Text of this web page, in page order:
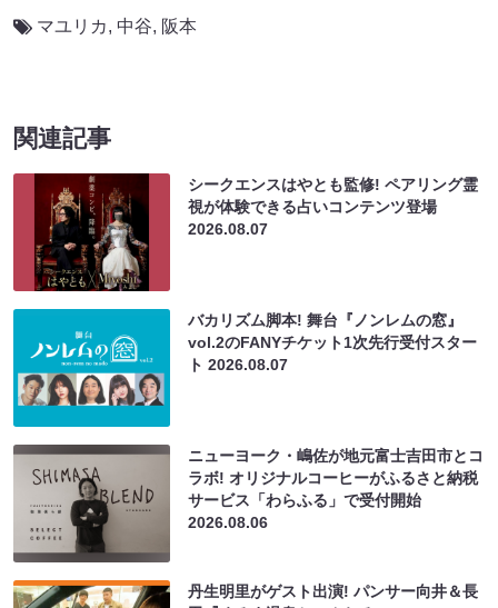
マユリカ, 中谷, 阪本
関連記事
シークエンスはやとも監修! ペアリング霊
視が体験できる占いコンテンツ登場
2026.08.07
バカリズム脚本! 舞台『ノンレムの窓』
vol.2のFANYチケット1次先行受付スター
ト2026.08.07
ニューヨーク・嶋佐が地元富士吉田市とコ
ラボ! オリジナルコーヒーがふるさと納税
サービス「わらふる」で受付開始
2026.08.06
丹生明里がゲスト出演! パンサー向井＆長